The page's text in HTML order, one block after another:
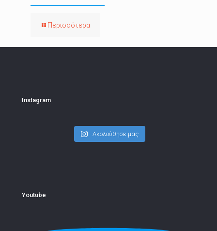
Περισσότερα
Instagram
Ακολούθησε μας
Youtube